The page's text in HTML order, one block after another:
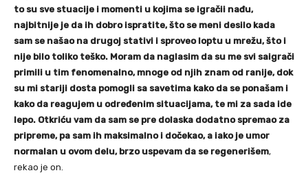
to su sve stuacije i momenti u kojima se igračii nađu,
najbitnije je da ih dobro ispratite, što se meni desilo kada
sam se našao na drugoj stativi i sproveo loptu u mrežu, što i
nije bilo toliko teško. Moram da naglasim da su me svi saigrači
primili u tim fenomenalno, mnoge od njih znam od ranije, dok
su mi stariji dosta pomogli sa savetima kako da se ponašam i
kako da reagujem u određenim situacijama, te mi za sada ide
lepo. Otkriću vam da sam se pre dolaska dodatno spremao za
pripreme, pa sam ih maksimalno i dočekao, a iako je umor
normalan u ovom delu, brzo uspevam da se regenerišem,
rekao je on.